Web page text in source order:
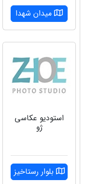
میدان شهدا
استودیو عکاسی
ژو
بلوار رستاخیز